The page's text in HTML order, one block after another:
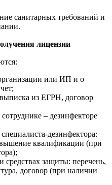
санитарных требований и
лицензии
или ИП и о
из ЕГРН, договор
– дезинфекторе
дезинфектора:
квалификации (при
средствах защиты: перечень,
договор (при наличии